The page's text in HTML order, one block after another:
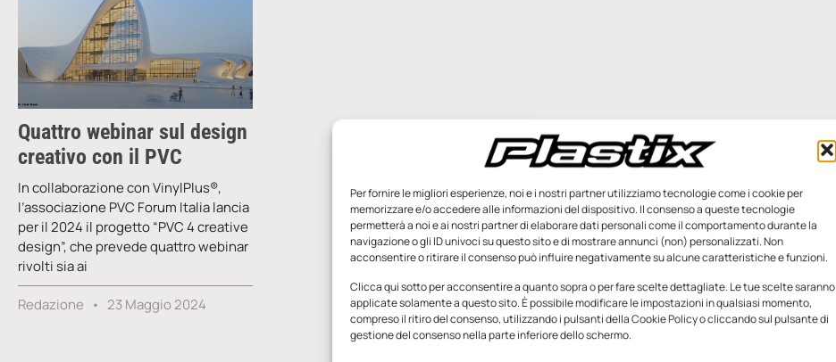
Per fornire le migliori esperienze, noi e i nostri partner utilizziamo tecnologie come i cookie per
memorizzare e/o accedere alle informazioni del dispositivo. Il consenso a queste tecnologie
permetterà a noi e ai nostri partner di elaborare dati personali come il comportamento durante la
navigazione o gli ID univoci su questo sito e di mostrare annunci (non) personalizzati. Non
acconsentire o ritirare il consenso può influire negativamente su alcune caratteristiche e funzioni.
Clicca qui sotto per acconsentire a quanto sopra o per fare scelte dettagliate. Le tue scelte saranno
applicate solamente a questo sito. È possibile modificare le impostazioni in qualsiasi momento,
compreso il ritiro del consenso, utilizzando i pulsanti della Cookie Policy o cliccando sul pulsante di
gestione del consenso nella parte inferiore dello schermo.
Quattro webinar sul design
creativo con il PVC
In collaborazione con VinylPlus®,
l’associazione PVC Forum Italia lancia
per il 2024 il progetto “PVC 4 creative
design”, che prevede quattro webinar
rivolti sia ai
Redazione 23 Maggio 2024